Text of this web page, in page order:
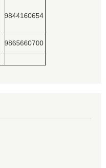
9844160654
9865660700